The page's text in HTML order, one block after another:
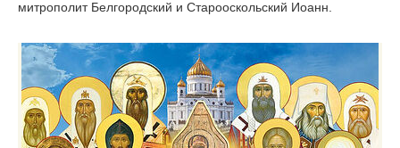
митрополит Белгородский и Старооскольский Иоанн.